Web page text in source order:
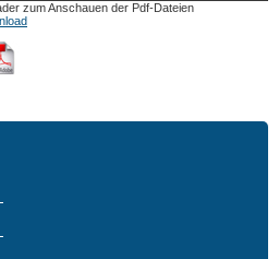
zum Anschauen der Pdf-Dateien